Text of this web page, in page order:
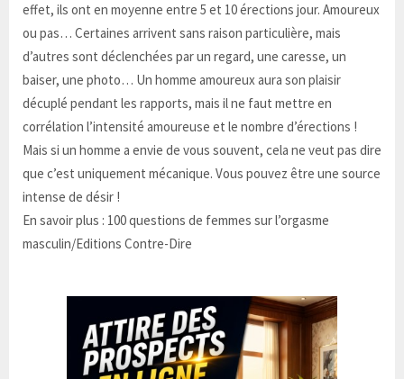
effet, ils ont en moyenne entre 5 et 10 érections jour. Amoureux
ou pas… Certaines arrivent sans raison particulière, mais
d’autres sont déclenchées par un regard, une caresse, un
baiser, une photo… Un homme amoureux aura son plaisir
décuplé pendant les rapports, mais il ne faut mettre en
corrélation l’intensité amoureuse et le nombre d’érections !
Mais si un homme a envie de vous souvent, cela ne veut pas dire
que c’est uniquement mécanique. Vous pouvez être une source
intense de désir !
En savoir plus : 100 questions de femmes sur l’orgasme
masculin/Editions Contre-Dire